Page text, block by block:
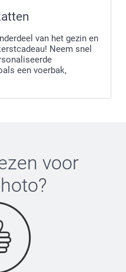
van het gezin en
Neem snel
een voerbak,
voor
?